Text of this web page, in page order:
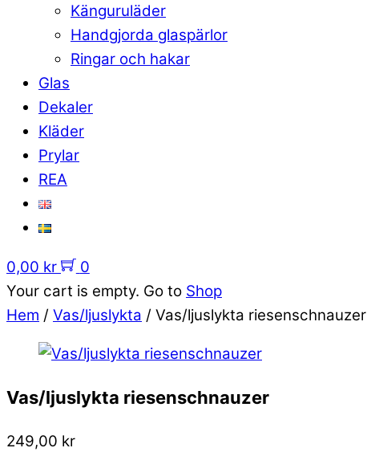
Känguruläder
Handgjorda glaspärlor
Ringar och hakar
Glas
Dekaler
Kläder
Prylar
REA
0,00 kr
0
Your cart is empty. Go to Shop
Hem / Vas/ljuslykta / Vas/ljuslykta riesenschnauzer
Vas/ljuslykta riesenschnauzer
249,00 kr